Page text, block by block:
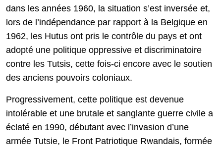
dans les années 1960, la situation s’est inversée et,
lors de l’indépendance par rapport à la Belgique en
1962, les Hutus ont pris le contrôle du pays et ont
adopté une politique oppressive et discriminatoire
contre les Tutsis, cette fois-ci encore avec le soutien
des anciens pouvoirs coloniaux.
Progressivement, cette politique est devenue
intolérable et une brutale et sanglante guerre civile a
éclaté en 1990, débutant avec l’invasion d’une
armée Tutsie, le Front Patriotique Rwandais, formée